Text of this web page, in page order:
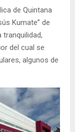
de Quintana
Kumate” de
del cual se
algunos de